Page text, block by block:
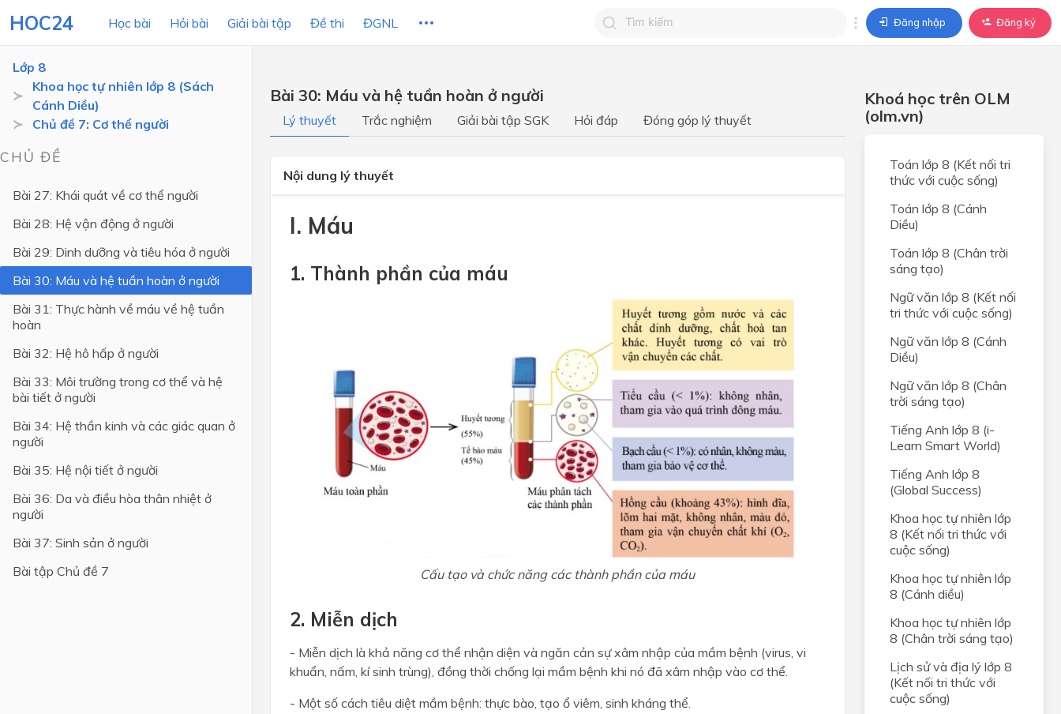
HOC24 Học bài Hỏi bài Giải bài tập Đề thi ĐGNL
bạn
Đăng nhập Đăng ký
LỚP HỌC
Lớp 8
Lớp 7
Lớp 5
Lớp 4
Lớp 1
MÔN HỌC CHỦ ĐỀ / CHƯƠNG
Lớp 8
Khoa học tự nhiên lớp 8 (Sách
Cánh Diều)
Chủ đề 7: Cơ thể người
CHỦ ĐỀ
Bài 27: Khái quát về cơ thể người
Bài 28: Hệ vận động ở người
Bài 29: Dinh dưỡng và tiêu hóa ở người
Bài 30: Máu và hệ tuần hoàn ở người
Bài 31: Thực hành về máu về hệ tuần
hoàn
Bài 32: Hệ hô hấp ở người
Bài 33: Môi trường trong cơ thể và hệ
bài tiết ở người
Bài 34: Hệ thần kinh và các giác quan ở
người
Bài 35: Hệ nội tiết ở người
Bài 36: Da và điều hòa thân nhiệt ở
người
Bài 37: Sinh sản ở người
Bài tập Chủ đề 7
Bài 30: Máu và hệ tuần hoàn ở người
Lý thuyết Trắc nghiệm Giải bài tập SGK Hỏi đáp Đóng góp lý thuyết
Nội dung lý thuyết
I. Máu
1. Thành phần của máu
Cấu tạo và chức năng các thành phần của máu
2. Miễn dịch
- Miễn dịch là khả năng cơ thể nhận diện và ngăn cản sự xâm nhập của mầm bệnh (virus, vi
khuẩn, nấm, kí sinh trùng), đồng thời chống lại mầm bệnh khi nó đã xâm nhập vào cơ thể.
- Một số cách tiêu diệt mầm bệnh: thực bào, tạo ổ viêm, sinh kháng thể.
Khoá học trên OLM
(olm.vn)
Toán lớp 8 (Kết nối tri
thức với cuộc sống)
Toán lớp 8 (Cánh
Diều)
Toán lớp 8 (Chân trời
sáng tạo)
Ngữ văn lớp 8 (Kết nối
tri thức với cuộc sống)
Ngữ văn lớp 8 (Cánh
Diều)
Ngữ văn lớp 8 (Chân
trời sáng tạo)
Tiếng Anh lớp 8 (i-
Learn Smart World)
Tiếng Anh lớp 8
(Global Success)
Khoa học tự nhiên lớp
8 (Kết nối tri thức với
cuộc sống)
Khoa học tự nhiên lớp
8 (Cánh diều)
Khoa học tự nhiên lớp
8 (Chân trời sáng tạo)
Lịch sử và địa lý lớp 8
(Kết nối tri thức với
cuộc sống)